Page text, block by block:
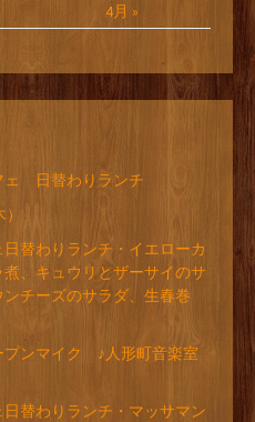
4月 »
ェ 日替わりランチ
替わりランチ・イエローカ
、キュウリとザーサイのサ
チーズのサラダ、生春巻
ンマイク ♪人形町音楽室
替わりランチ・マッサマン